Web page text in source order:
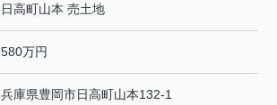
日高町山本 売土地
580万円
兵庫県豊岡市日高町山本132-1